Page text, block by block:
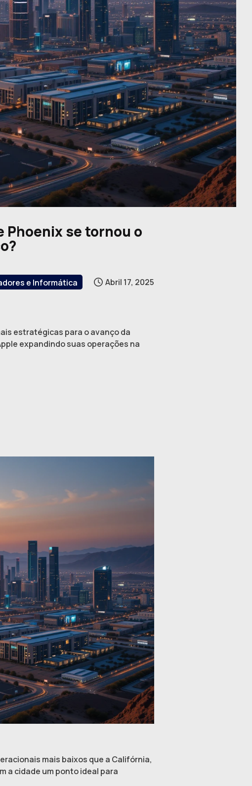
Phoenix se tornou o
e Informática Abril 17, 2025
estratégicas para o avanço da
expandindo suas operações na
mais baixos que a Califórnia,
a cidade um ponto ideal para